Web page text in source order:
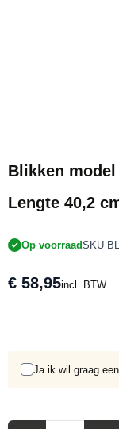
Blikken model
Lengte 40,2
Op voorraadSKU
€ 58,95incl. BTW
Ja ik wil graag